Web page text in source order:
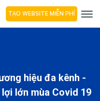
TẠO WEBSITE MIỄN PHÍ
hiệu đa kênh -
lớn mùa Covid 19